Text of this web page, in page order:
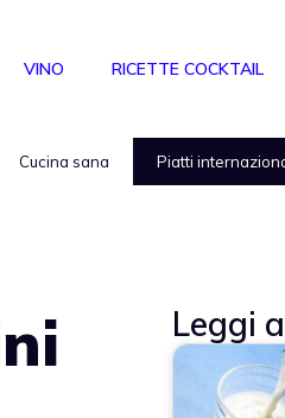
VINO RICETTE COCKTAIL
Cucina sana Piatti
Leggi